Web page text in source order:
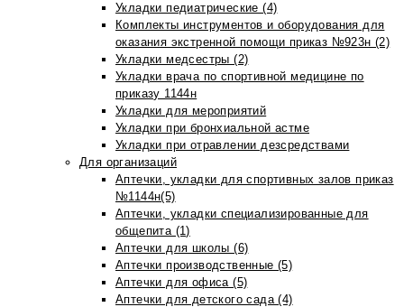
Укладки педиатрические (4)
Комплекты инструментов и оборудования для
оказания экстренной помощи приказ №923н (2)
Укладки медсестры (2)
Укладки врача по спортивной медицине по
приказу 1144н
Укладки для мероприятий
Укладки при бронхиальной астме
Укладки при отравлении дезсредствами
Для организаций
Аптечки, укладки для спортивных залов приказ
№1144н(5)
Аптечки, укладки специализированные для
общепита (1)
Аптечки для школы (6)
Аптечки производственные (5)
Аптечки для офиса (5)
Аптечки для детского сада (4)